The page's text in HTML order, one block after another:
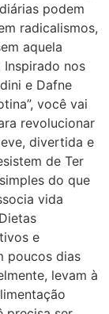
podem
radicalismos,
aquela
Inspirado nos
e Dafne
você vai
revolucionar
divertida e
de Ter
do que
vida
e
poucos dias
levam à